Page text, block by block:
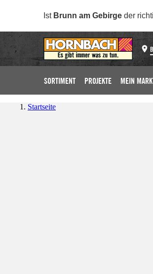
Ist Brunn am Gebirge der
SORTIMENT PROJEKTE MEIN
Startseite